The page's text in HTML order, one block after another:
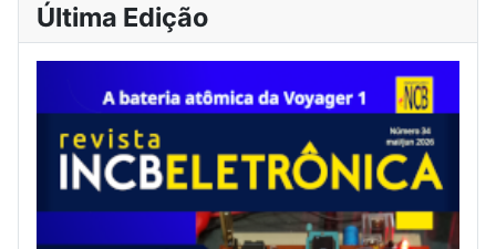
Última Edição